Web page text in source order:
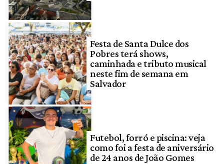
Festa de Santa Dulce dos
Pobres terá shows,
caminhada e tributo musical
neste fim de semana em
Salvador
Futebol, forró e piscina: veja
como foi a festa de aniversário
de 24 anos de João Gomes